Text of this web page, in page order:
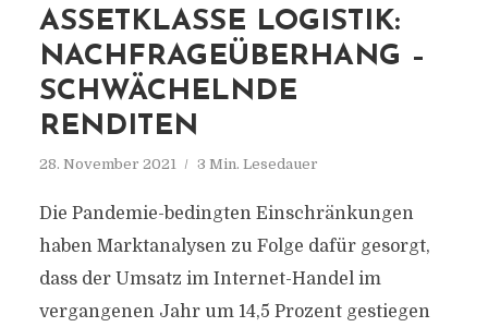
ASSETKLASSE LOGISTIK:
NACHFRAGEÜBERHANG –
SCHWÄCHELNDE
RENDITEN
28. November 2021 3 Min. Lesedauer
Die Pandemie-bedingten Einschränkungen
haben Marktanalysen zu Folge dafür gesorgt,
dass der Umsatz im Internet-Handel im
vergangenen Jahr um 14,5 Prozent gestiegen